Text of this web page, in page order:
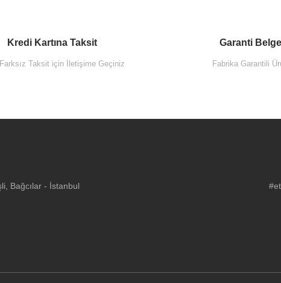
Kredi Kartına Taksit
Taksit için İletişime Geçiniz
Garanti
Fabrika Garantili
Bağcılar - İstanbul